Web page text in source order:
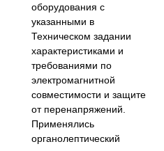
оборудования с
указанными в
Техническом задании
характеристиками и
требованиями по
электромагнитной
совместимости и защите
от перенапряжений.
Применялись
органолептический